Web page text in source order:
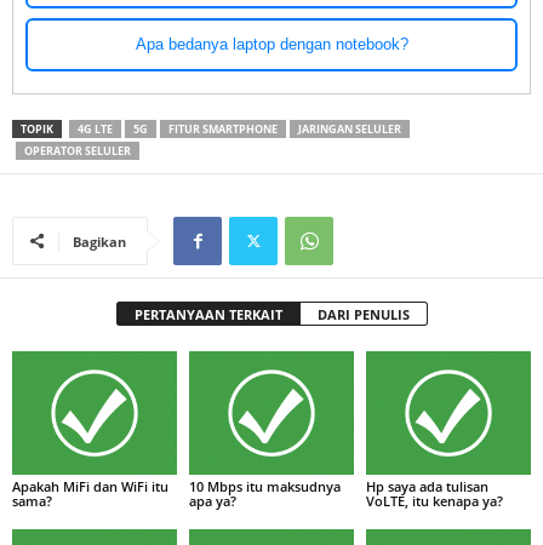
Apa bedanya laptop dengan notebook?
TOPIK 4G LTE 5G FITUR SMARTPHONE
JARINGAN SELULER
OPERATOR SELULER
Bagikan
PERTANYAAN TERKAIT DARI PENULIS
Apakah MiFi dan WiFi itu
sama?
10 Mbps itu maksudnya
apa ya?
Hp saya ada tulisan
VoLTE, itu kenapa ya?